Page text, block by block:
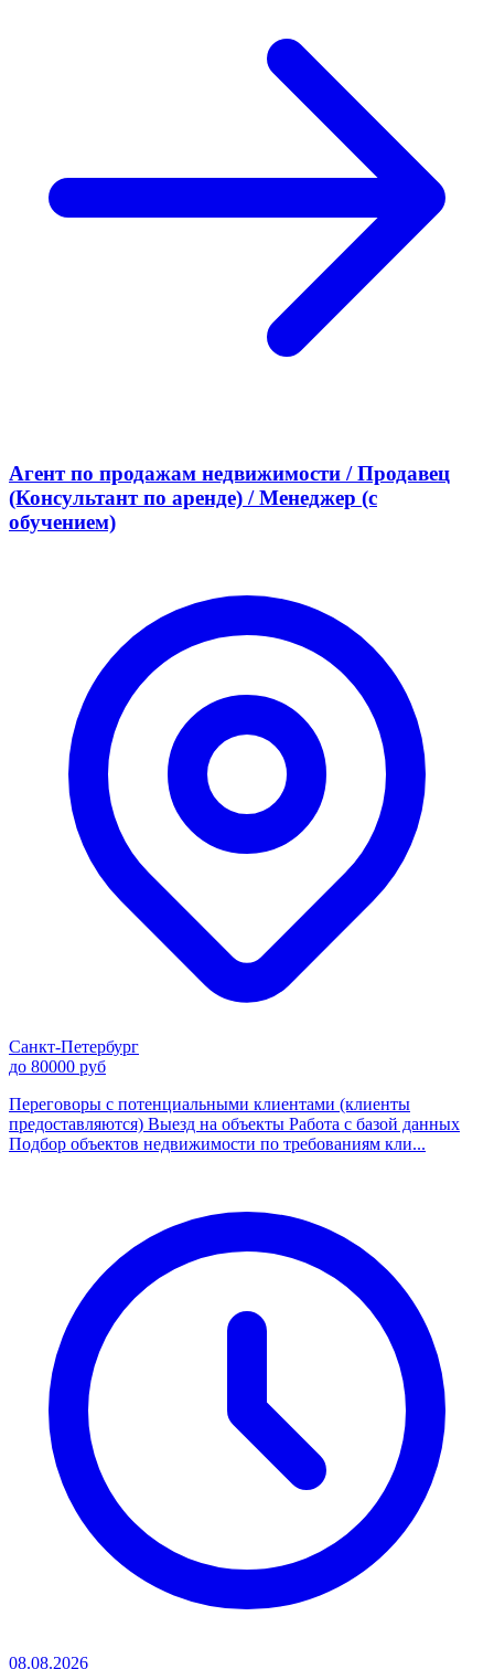
Агент по продажам недвижимости / Продавец
(Консультант по аренде) / Менеджер (с
обучением)
Санкт-Петербург
до 80000 руб
Переговоры с потенциальными клиентами (клиенты
предоставляются) Выезд на объекты Работа с базой данных
Подбор объектов недвижимости по требованиям кли...
08.08.2026